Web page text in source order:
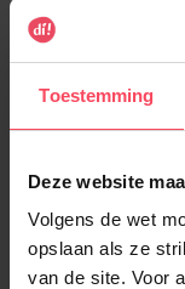
Toestemming
Deze website
Volgens de wet
opslaan als ze
van de site. Voor
Levering
Voorradig
Gratis levering
Gratis retour
Verzending